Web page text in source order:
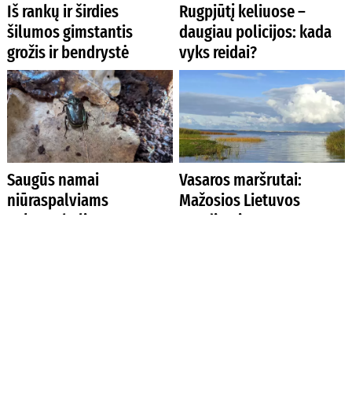
Iš rankų ir širdies
šilumos gimstantis
grožis ir bendrystė
Rugpjūtį keliuose –
daugiau policijos: kada
vyks reidai?
Saugūs namai
niūraspalviams
auksavabaliams
Vasaros maršrutai:
Mažosios Lietuvos
atradimai